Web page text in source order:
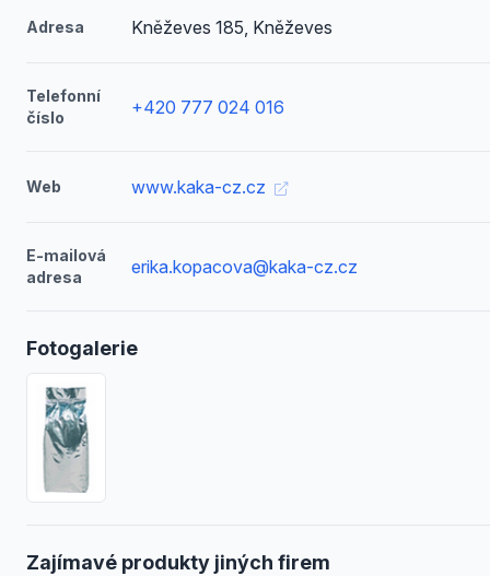
Adresa Kněževes 185, Kněževes
Telefonní
číslo
+420 777 024 016
Web www.kaka-cz.cz
E-mailová
adresa
erika.kopacova@kaka-cz.cz
Fotogalerie
Zajímavé produkty jiných firem